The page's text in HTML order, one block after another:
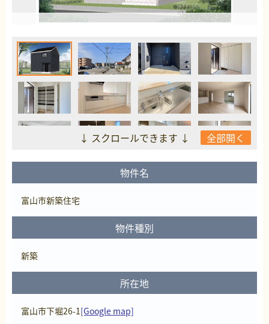
↓ スクロールできます ↓ 全部開く
物件名
富山市新築住宅
物件種別
新築
所在地
富山市下堀26-1[Google map]